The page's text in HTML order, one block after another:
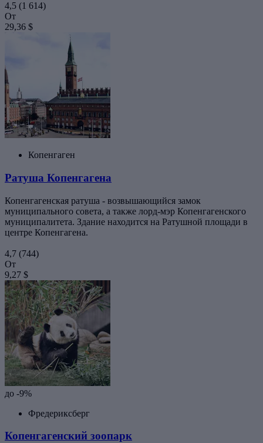
4,5 (1 614)
От
29,36 $
Копенгаген
Ратуша Копенгагена
Копенгагенская ратуша - возвышающийся замок
муниципального совета, а также лорд-мэр Копенгагенского
муниципалитета. Здание находится на Ратушной площади в
центре Копенгагена.
4,7 (744)
От
9,27 $
до -9%
Фредериксберг
Копенгагенский зоопарк